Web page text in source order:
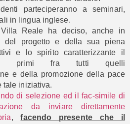
parteciperanno a seminari,
in lingua inglese.
Reale ha deciso, anche in
del progetto e della sua piena
e lo spirito caratterizzante il
primi fra tutti quelli
e della promozione della pace
tale iniziativa.
di selezione ed il fac-simile di
da inviare direttamente
,facendo presente che il